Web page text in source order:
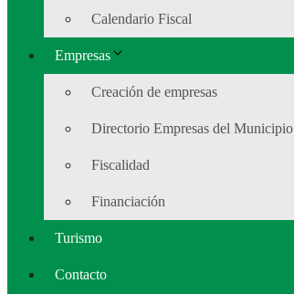
Calendario Fiscal
Empresas
Creación de empresas
Directorio Empresas del Municipio
Fiscalidad
Financiación
Turismo
Contacto